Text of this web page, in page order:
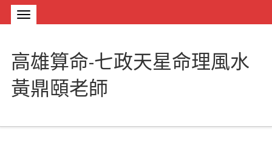
高雄算命-七政天星命理風水
黃鼎頤老師